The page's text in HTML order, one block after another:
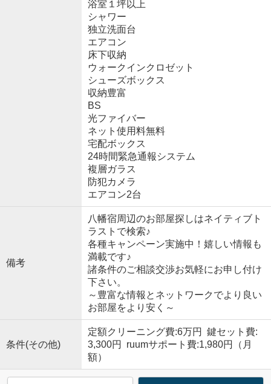
浴室１坪以上
シャワー
独立洗面台
エアコン
床下収納
ウォークインクロゼット
シューズボックス
収納豊富
BS
光ファイバー
ネット使用料無料
宅配ボックス
24時間緊急通報システム
複層ガラス
防犯カメラ
エアコン2台
備考
八幡宿周辺のお部屋探しはネイティブト
ラストで検索♪
各種キャンペーン実施中！嬉しい情報も
満載です♪
諸条件のご相談交渉お気軽にお申し付け
下さい。
～豊富な情報とネットワークでより良い
お部屋をより安く～
条件(その他)
定額クリーニング費:6万円 鍵セット費:
3,300円 ruumサポート費:1,980円（月
額）